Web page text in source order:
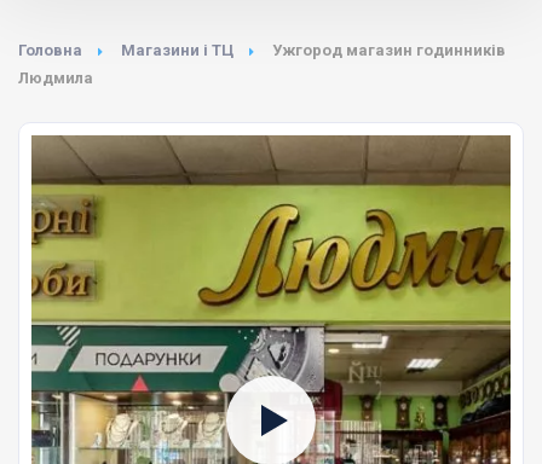
Головна Магазини і ТЦ
Ужгород магазин годинників
Людмила